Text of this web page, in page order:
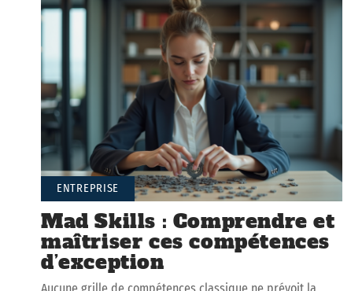
ENTREPRISE
Mad Skills : Comprendre et
maîtriser ces compétences
d’exception